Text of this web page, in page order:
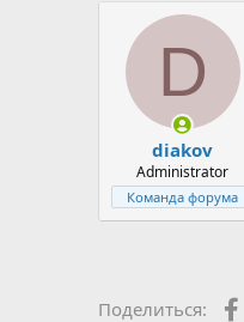
D
diakov
Administrator
Команда форума
Поделиться: